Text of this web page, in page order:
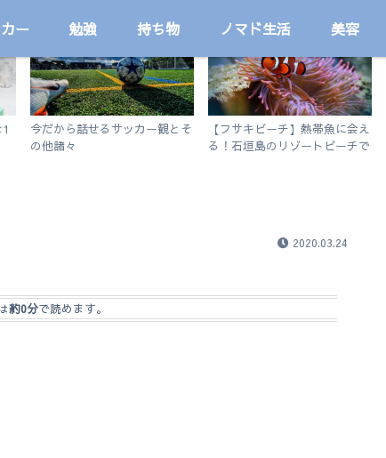
ー 勉強 持ち物 ノマド生活 美容
サッカー
今だから話せるサッカー観とそ
の他諸々
国内
【フサキビーチ】熱帯魚に会え
る！石垣島のリゾートビーチで
2020.03.24
約0分で読めます。